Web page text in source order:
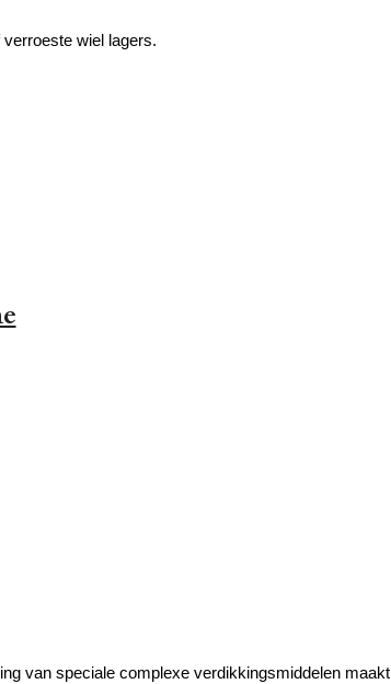
wiel lagers.
van speciale complexe verdikkingsmiddelen maakt